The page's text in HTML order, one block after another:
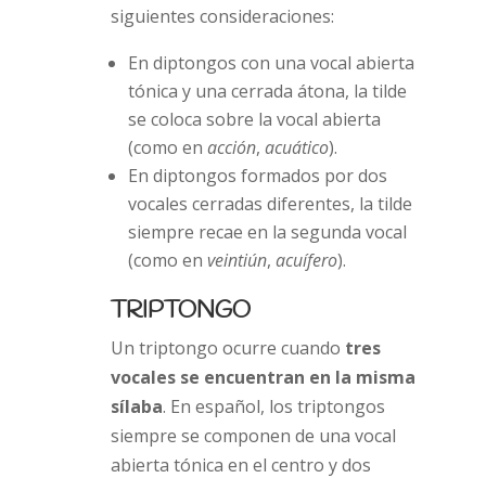
siguientes consideraciones:
En diptongos con una vocal abierta
tónica y una cerrada átona, la tilde
se coloca sobre la vocal abierta
(como en acción, acuático).
En diptongos formados por dos
vocales cerradas diferentes, la tilde
siempre recae en la segunda vocal
(como en veintiún, acuífero).
TRIPTONGO
Un triptongo ocurre cuando tres
vocales se encuentran en la misma
sílaba. En español, los triptongos
siempre se componen de una vocal
abierta tónica en el centro y dos